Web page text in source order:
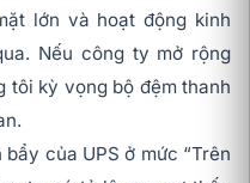
lớn và hoạt động kinh
Nếu công ty mở rộng
tôi kỳ vọng bộ đệm thanh
của UPS ở mức “Trên